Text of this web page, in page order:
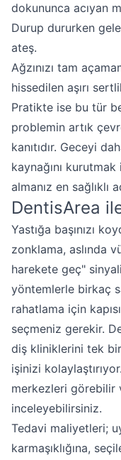
dokununca acıyan
Durup dururken
ateş.
Ağzınızı tam
hissedilen aşırı
Pratikte ise bu tür
problemin artık
kanıtıdır. Geceyi
kaynağını
almanız en sağlıklı
DentisArea
Yastığa başınızı
zonklama, aslında
harekete geç"
yöntemlerle birkaç
rahatlama için
seçmeniz gerekir.
diş kliniklerini tek
işinizi
merkezleri görebilir
inceleyebilirsiniz.
Tedavi maliyetleri;
karmaşıklığına,